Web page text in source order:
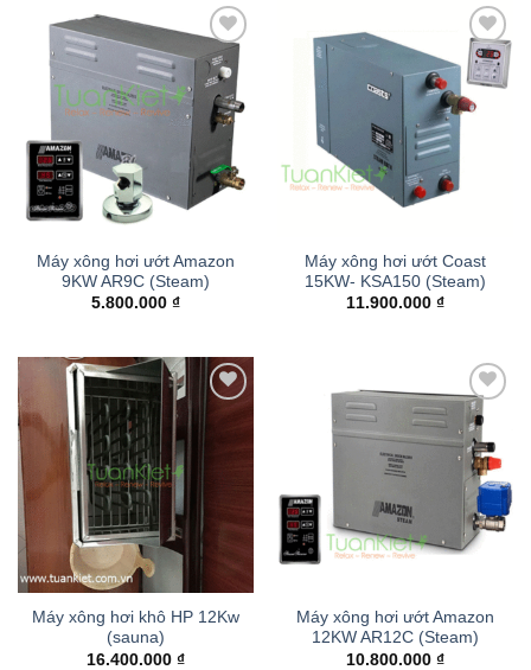
Add to
wishlist
Máy xông hơi ướt Amazon
9KW AR9C (Steam)
5.800.000 ₫
Add to
wishlist
Máy xông hơi ướt Coast
15KW- KSA150 (Steam)
11.900.000 ₫
Add to
wishlist
Máy xông hơi khô HP 12Kw
(sauna)
16.400.000 ₫
Add to
wishlist
Máy xông hơi ướt Amazon
12KW AR12C (Steam)
10.800.000 ₫